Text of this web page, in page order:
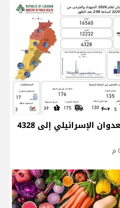
الصحة: ارتفاع حصيلة العدوان الإسرائيلي إلى 4328